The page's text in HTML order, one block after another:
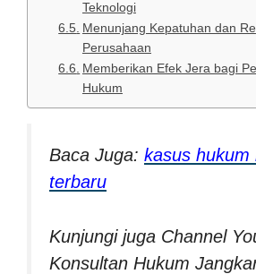
Teknologi
Menunjang Kepatuhan dan
Perusahaan
Memberikan Efek Jera bagi
Hukum
Baca Juga: kasus hukum
terbaru
Kunjungi juga Channel
Konsultan Hukum